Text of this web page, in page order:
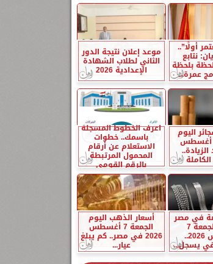
أولًا”..
نتابع
بلحظة
عمرة...
موعد إعلان نتيجة الدور
الثاني لطلاب الشهادة
الإعدادية 2026
اليوم
الجمعة 8 أغسطس
الزيادة..
اعرف الخطوط المسجلة
باسمك.. خطوات
الاستعلام عن أرقام
المحمول المرتبطة
بالرقم القومي
في مصر
اليوم الجمعة 7
أغسطس 2026..
يسجل...
أسعار الذهب اليوم
الجمعة 7 أغسطس
2026 في مصر.. كم يبلغ
عيار...